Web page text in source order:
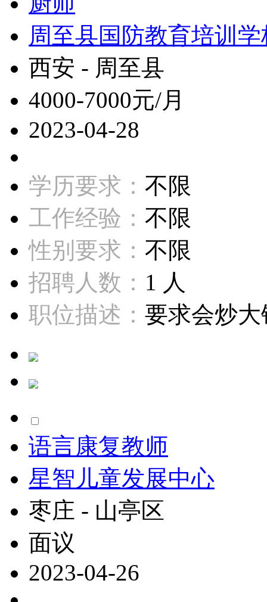
周至县国防教育培训学
西安 - 周至县
4000-7000元/月
2023-04-28
学历要求： 不限
工作经验： 不限
性别要求： 不限
招聘人数： 1 人
职位描述： 要求会炒大
语言康复教师
星智儿童发展中心
枣庄 - 山亭区
面议
2023-04-26